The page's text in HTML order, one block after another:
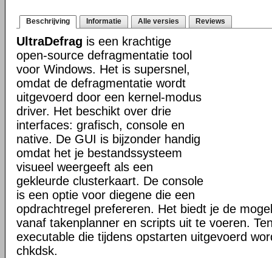
Beschrijving Informatie Alle versies Reviews
UltraDefrag is een krachtige
open-source defragmentatie tool
voor Windows. Het is supersnel,
omdat de defragmentatie wordt
uitgevoerd door een kernel-modus
driver. Het beschikt over drie
interfaces: grafisch, console en
native. De GUI is bijzonder handig
omdat het je bestandssysteem
visueel weergeeft als een
gekleurde clusterkaart. De console
is een optie voor diegene die een
opdrachtregel prefereren. Het biedt je de
vanaf takenplanner en scripts uit te voeren.
executable die tijdens opstarten uitgevoerd
chkdsk.